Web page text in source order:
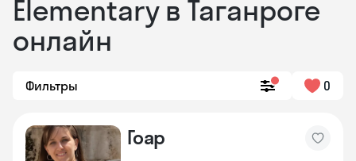
Elementary в Таганроге
онлайн
Фильтры 0
Гоар
Skysmart Chat